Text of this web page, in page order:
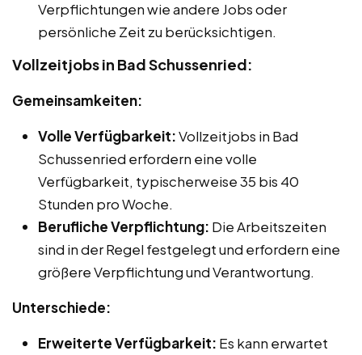
Verpflichtungen wie andere Jobs oder
persönliche Zeit zu berücksichtigen.
Vollzeitjobs in Bad Schussenried:
Gemeinsamkeiten:
Volle Verfügbarkeit:Vollzeitjobs in Bad
Schussenried erfordern eine volle
Verfügbarkeit, typischerweise 35 bis 40
Stunden pro Woche.
Berufliche Verpflichtung: Die Arbeitszeiten
sind in der Regel festgelegt und erfordern eine
größere Verpflichtung und Verantwortung.
Unterschiede:
Erweiterte Verfügbarkeit: Es kann erwartet